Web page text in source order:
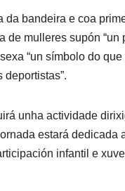
bandeira e coa
mulleres supón “un
“un símbolo do
unha actividade
estará dedicada
infantil e